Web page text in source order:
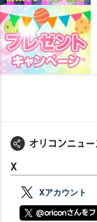
X
Xアカウント